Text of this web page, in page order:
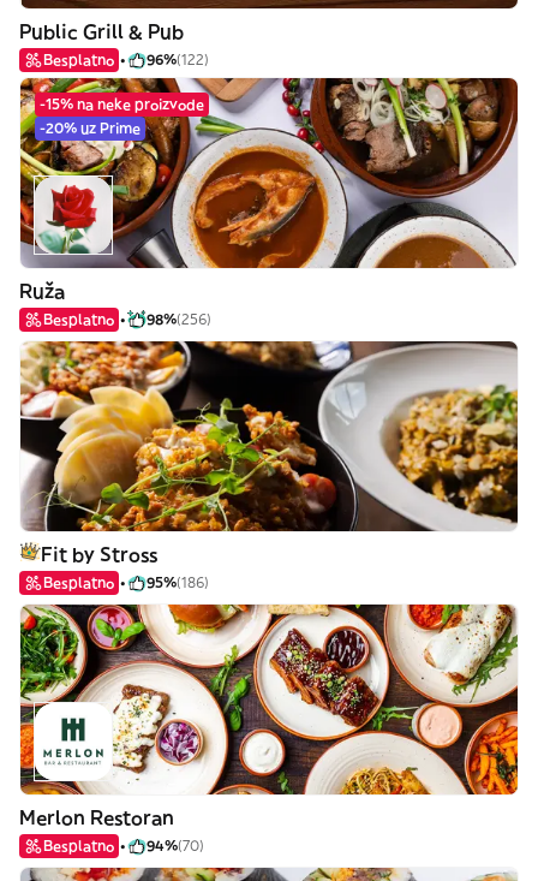
Public Grill & Pub
Besplatno 96%(122)
-15% na neke proizvode
-20% uz Prime
Ruža
Besplatno 98%(256)
Fit by Stross
Besplatno 95%(186)
Merlon Restoran
Besplatno 94%(70)